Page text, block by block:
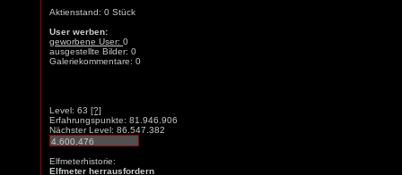
Aktienstand: 0 Stück
User werben:
geworbene User: 0
ausgestellte Bilder: 0
Galeriekommentare: 0
Level: 63 [?]
Erfahrungspunkte: 81.946.906
Nächster Level: 86.547.382
Elfmeterhistorie:
Elfmeter herrausfordern